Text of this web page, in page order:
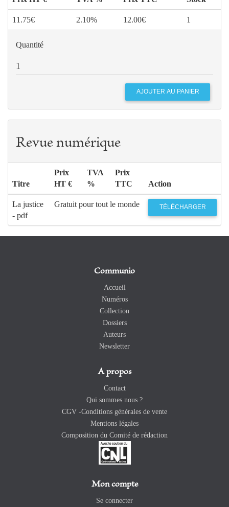
11.75€ 2.10% 12.00€ 1
Quantité
Revue numérique
Titre
Prix
HT €
TVA
%
Prix
TTC
Action
La justice
- pdf
Gratuit pour tout le monde TÉLÉCHARGER
Communio
Accueil
Numéros
Collection
Dossiers
Auteurs
Newsletter
A propos
Contact
Qui sommes nous ?
CGV -Conditions générales de vente
Mentions légales
Composition du Comité de rédaction
Mon compte
Se connecter